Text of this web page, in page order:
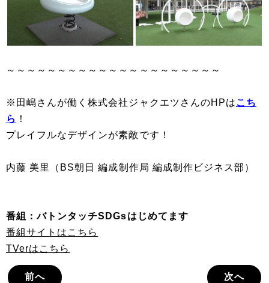
～～～～～～～～～～～～～～～～～～～～～
※田嶋さんが働く株式会社ジャクエツさんのHPは こち
ら ！
プレイフルなデザインが素敵です！
内藤 美里（BS朝日 編成制作局 編成制作ビジネス部）
番組：バトンタッチSDGsはじめてます
番組サイトはこちら
TVerはこちら
前へ 次へ